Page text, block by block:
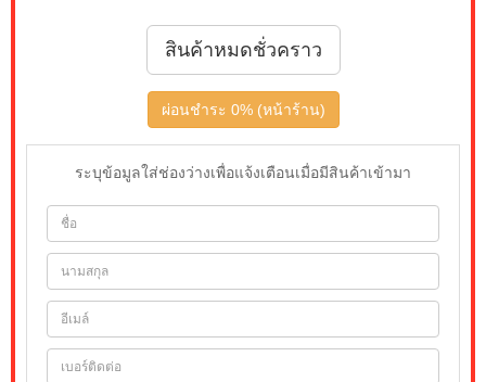
สินค้าหมดชั่วคราว
ผ่อนชำระ 0% (หน้าร้าน)
ระบุข้อมูลใส่ช่องว่างเพื่อแจ้งเตือนเมื่อมีสินค้าเข้ามา